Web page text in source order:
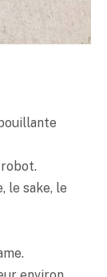
robot.
le sake, le